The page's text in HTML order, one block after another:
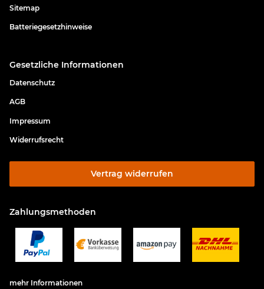
Sitemap
Batteriegesetzhinweise
Gesetzliche Informationen
Datenschutz
AGB
Impressum
Widerrufsrecht
Vertrag widerrufen
Zahlungsmethoden
mehr Informationen